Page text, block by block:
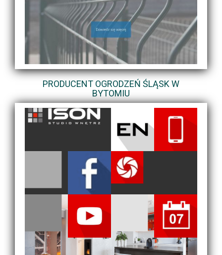
PRODUCENT OGRODZEŃ ŚLĄSK W
BYTOMIU